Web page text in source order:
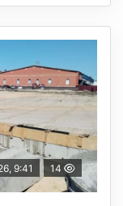
9:41 14